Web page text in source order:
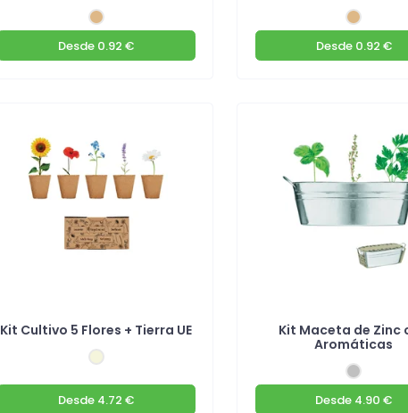
Desde 0.92 € Desde0.92 €
Kit Cultivo 5 Flores + Tierra UE
Desde 4.72 €
Kit Maceta de Zinc
Aromáticas
Desde 4.90 €